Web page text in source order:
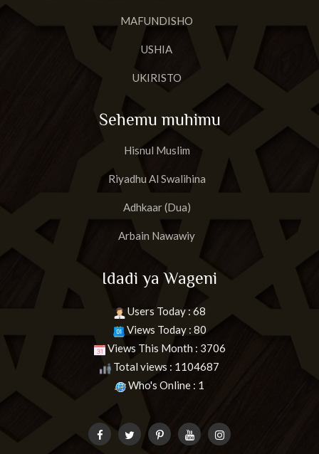
MAFUNDISHO
USHIA
UKIRISTO
Sehemu muhimu
Hisnul Muslim
Riyadhu Al Swalihina
Adhkaar (Dua)
Arbain Nawawiy
Idadi ya Wageni
Users Today : 68
Views Today : 80
Views This Month : 3706
Total views : 1104687
Who's Online : 1